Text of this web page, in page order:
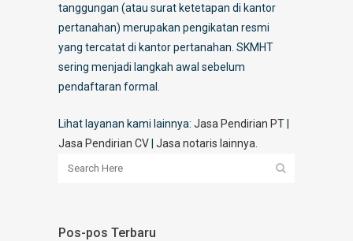
tanggungan (atau surat ketetapan di kantor
pertanahan) merupakan pengikatan resmi
yang tercatat di kantor pertanahan. SKMHT
sering menjadi langkah awal sebelum
pendaftaran formal.
Lihat layanan kami lainnya: Jasa Pendirian PT
Jasa Pendirian CV Jasa notaris lainnya
Pos-pos Terbaru